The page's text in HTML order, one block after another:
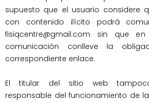
supuesto que el usuario considere
con contenido ilícito podrá
fisiqcentre@gmail.com sin que
comunicación conlleve la
correspondiente enlace.
El titular del sitio web
responsable del funcionamiento de